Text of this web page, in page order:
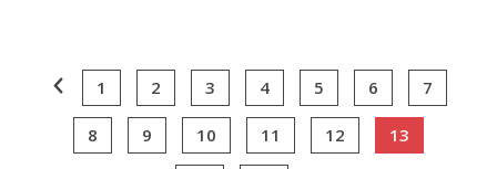
1 2 3 4 5 6 7
8 9 10 11 12 13